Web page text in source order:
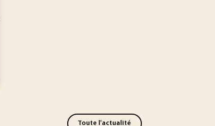
notable des stratégies énergétiques et industrielles,
Toute l'actualité